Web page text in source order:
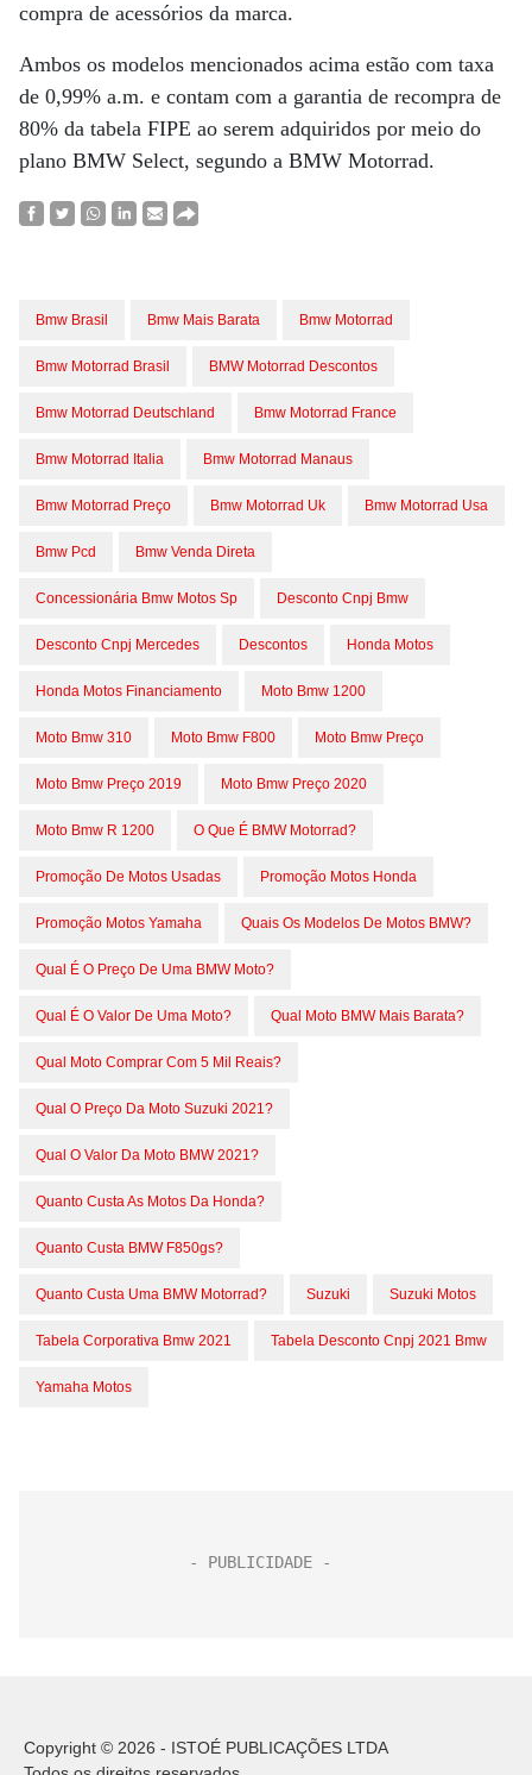
compra de acessórios da marca.
Ambos os modelos mencionados acima estão com taxa
de 0,99% a.m. e contam com a garantia de recompra de
80% da tabela FIPE ao serem adquiridos por meio do
plano BMW Select, segundo a BMW Motorrad.
Bmw Brasil Bmw Mais Barata Bmw Motorrad
Bmw Motorrad Brasil BMW Motorrad Descontos
Bmw Motorrad Deutschland Bmw Motorrad France
Bmw Motorrad Italia Bmw Motorrad Manaus
Bmw Motorrad Preço Bmw Motorrad Uk Bmw Motorrad Usa
Bmw Pcd Bmw Venda Direta
Concessionária Bmw Motos Sp Desconto Cnpj Bmw
Desconto Cnpj Mercedes Descontos Honda Motos
Honda Motos Financiamento Moto Bmw 1200
Moto Bmw 310 Moto Bmw F800 Moto Bmw Preço
Moto Bmw Preço 2019 Moto Bmw Preço 2020
Moto Bmw R 1200 O Que É BMW Motorrad?
Promoção De Motos Usadas Promoção Motos Honda
Promoção Motos Yamaha Quais Os Modelos De Motos BMW?
Qual É O Preço De Uma BMW Moto?
Qual É O Valor De Uma Moto? Qual Moto BMW Mais Barata?
Qual Moto Comprar Com 5 Mil Reais?
Qual O Preço Da Moto Suzuki 2021?
Qual O Valor Da Moto BMW 2021?
Quanto Custa As Motos Da Honda?
Quanto Custa BMW F850gs?
Quanto Custa Uma BMW Motorrad? Suzuki Suzuki Motos
Tabela Corporativa Bmw 2021 Tabela Desconto Cnpj 2021 Bmw
Yamaha Motos
Copyright © 2026 - ISTOÉ PUBLICAÇÕES LTDA